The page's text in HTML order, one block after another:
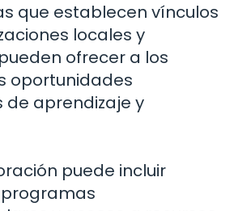
que establecen vínculos
locales y
ofrecer a los
oportunidades
de aprendizaje y
puede incluir